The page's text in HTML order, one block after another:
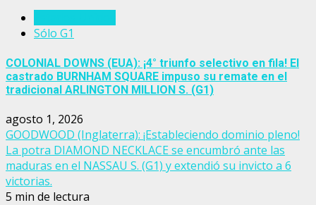
Sólo G1
COLONIAL DOWNS (EUA): ¡4° triunfo selectivo en fila! El
castrado BURNHAM SQUARE impuso su remate en el
tradicional ARLINGTON MILLION S. (G1)
agosto 1, 2026
GOODWOOD (Inglaterra): ¡Estableciendo dominio pleno!
La potra DIAMOND NECKLACE se encumbró ante las
maduras en el NASSAU S. (G1) y extendió su invicto a 6
victorias.
5 min de lectura